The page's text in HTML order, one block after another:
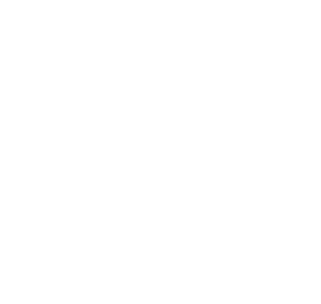
notamment depuis les Pays-
les stocks sont importants et
DOMICILE À BASSENS
?
vous pouvez récupérer
à l'
de confort.